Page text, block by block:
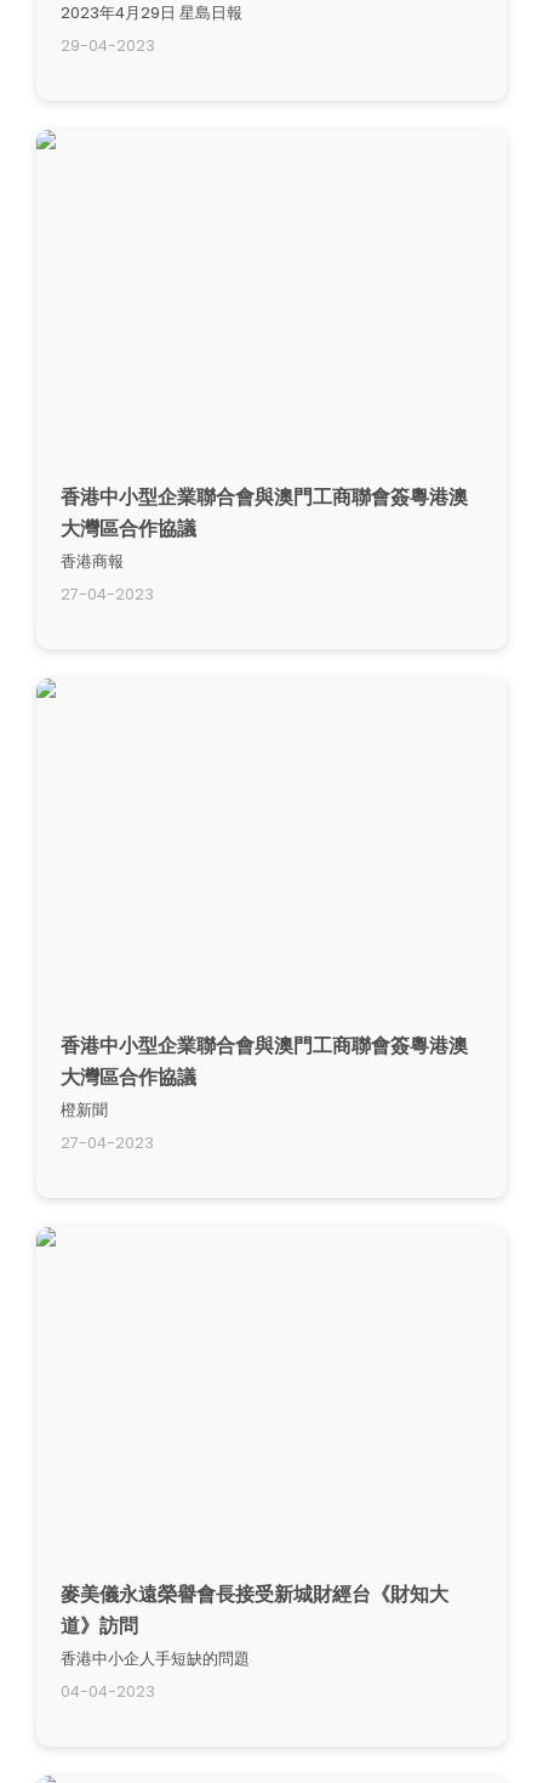
2023年4月29日 星島日報
29-04-2023
香港中小型企業聯合會與澳門工商聯會簽粵港澳
大灣區合作協議
香港商報
27-04-2023
香港中小型企業聯合會與澳門工商聯會簽粵港澳
大灣區合作協議
橙新聞
27-04-2023
麥美儀永遠榮譽會長接受新城財經台《財知大
道》訪問
香港中小企人手短缺的問題
04-04-2023